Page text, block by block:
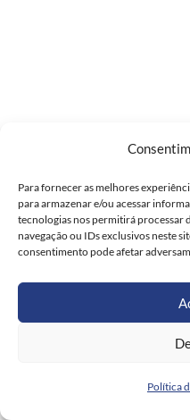
Para fornecer as melhores
para armazenar e/ou acessar
tecnologias nos permitirá processar
navegação ou IDs exclusivos neste
consentimento pode afetar
Política